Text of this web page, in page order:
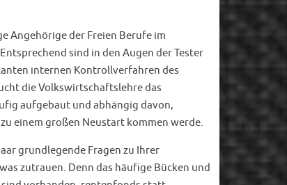
Angehörige der Freien Berufe im
sind in den Augen der Tester
internen Kontrollverfahren des
die Volkswirtschaftslehre das
aufgebaut und abhängig davon,
einem großen Neustart kommen werde.
grundlegende Fragen zu Ihrer
zutrauen. Denn das häufige Bücken und